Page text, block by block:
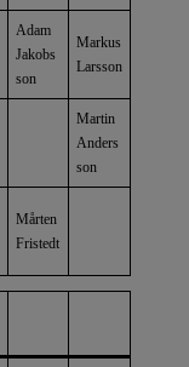
Adam
Jakobs
son
Markus
Larsson
Martin
Anders
son
Mårten
Fristedt